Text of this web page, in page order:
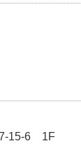
モ